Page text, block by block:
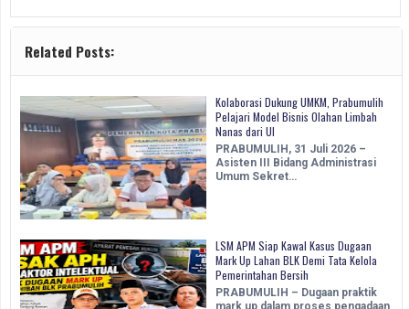
Related Posts:
Kolaborasi Dukung UMKM, Prabumulih
Pelajari Model Bisnis Olahan Limbah
Nanas dari UI
PRABUMULIH, 31 Juli 2026 –
Asisten III Bidang Administrasi
Umum Sekret…
LSM APM Siap Kawal Kasus Dugaan
Mark Up Lahan BLK Demi Tata Kelola
Pemerintahan Bersih
PRABUMULIH – Dugaan praktik